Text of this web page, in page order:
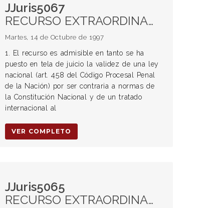
JJuris5067
RECURSO EXTRAORDINARIO. Procedencia. DERECHO A RECURRIR. Planteo de inconstitucionalidad de la limitación para apelar por parte del Ministerio Fiscal -Art. 458. CPPN.- PROCESO PENAL. GARANTÍAS CONSTITUCIONALES. DOBLE INSTANCIA. IGUALDAD ANTE LA LEY. Interpretación y alcances. TRATADOS INTERNACIONALES DE DERECHOS HUMANOS. Interpretación y aplicación.
Martes, 14 de Octubre de 1997
1. El recurso es admisible en tanto se ha
puesto en tela de juicio la validez de una ley
nacional (art. 458 del Código Procesal Penal
de la Nación) por ser contraria a normas de
la Constitución Nacional y de un tratado
internacional al
VER COMPLETO
JJuris5065
RECURSO EXTRAORDINARIO. Procedencia. Violación de garantías constitucionales. DEFENSA EN JUICIO. DEBIDO PROCESO. Violación. Control jurisdiccional de oficio. ACUSACIÓN FISCAL. Pedido de absolución por parte del fiscal. Condena a pesar de ausencia de acusación. NULIDAD. Procedencia.